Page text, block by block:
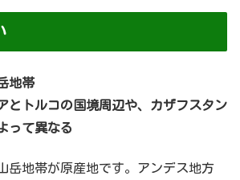
地帯
とトルコの国境周辺や、カザフスタン
って異なる
岳地帯が原産地です。アンデス地方